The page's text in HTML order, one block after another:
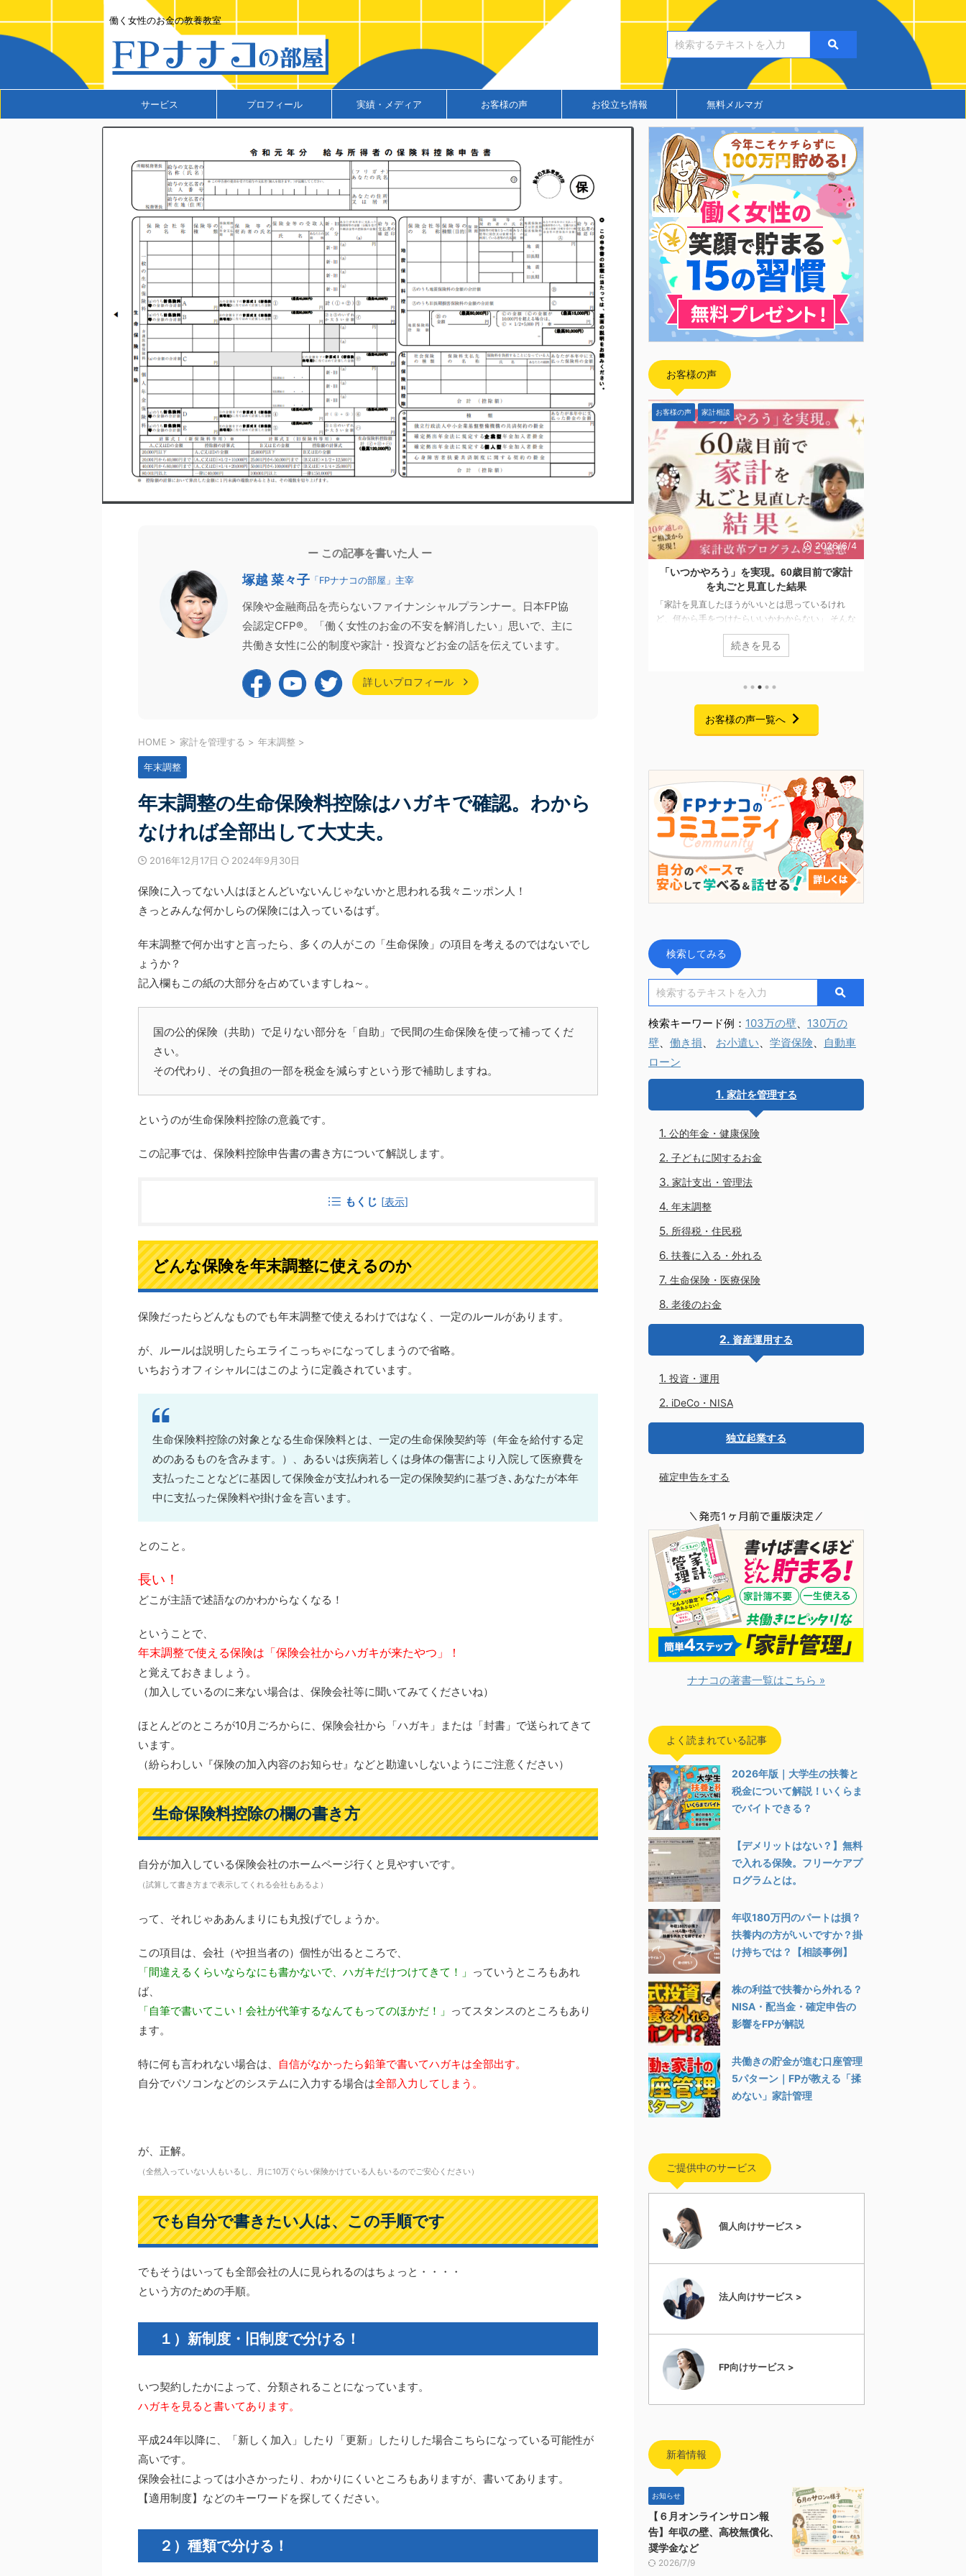
働く女性のお金の教養教室
サービス プロフィール 実績・メディア お客様の声 お役立ち情報 無料メルマガ
ー この記事を書いた人 ー
塚越 菜々子 「FPナナコの部屋」主宰
保険や金融商品を売らないファイナンシャルプランナー。日本FP協
会認定CFP®。「働く女性のお金の不安を解消したい」思いで、主に
共働き女性に公的制度や家計・投資などお金の話を伝えています。
詳しいプロフィール
HOME > 家計を管理する > 年末調整 >
年末調整
年末調整の生命保険料控除はハガキで確認。わから
なければ全部出して大丈夫。
2016年12月17日 2024年9月30日
保険に入ってない人はほとんどいないんじゃないかと思われる我々ニッポン人！
きっとみんな何かしらの保険には入っているはず。
年末調整で何か出すと言ったら、多くの人がこの「生命保険」の項目を考えるのではないでし
ょうか？
記入欄もこの紙の大部分を占めていますしね～。
国の公的保険（共助）で足りない部分を「自助」で民間の生命保険を使って補ってくだ
さい。
その代わり、その負担の一部を税金を減らすという形で補助しますね。
というのが生命保険料控除の意義です。
この記事では、保険料控除申告書の書き方について解説します。
もくじ [表示]
どんな保険を年末調整に使えるのか
保険だったらどんなものでも年末調整で使えるわけではなく、一定のルールがあります。
が、ルールは説明したらエライこっちゃになってしまうので省略。
いちおうオフィシャルにはこのように定義されています。
生命保険料控除の対象となる生命保険料とは、一定の生命保険契約等（年金を給付する定
めのあるものを含みます。）、あるいは疾病若しくは身体の傷害により入院して医療費を
支払ったことなどに基因して保険金が支払われる一定の保険契約に基づき､あなたが本年
中に支払った保険料や掛け金を言います。
とのこと。
長い！
どこが主語で述語なのかわからなくなる！
ということで、
年末調整で使える保険は 「保険会社からハガキが来たやつ」！
と覚えておきましょう。
（加入しているのに来ない場合は、保険会社等に聞いてみてくださいね）
ほとんどのところが10月ごろからに、保険会社から「ハガキ」または「封書」で送られてきて
います。
（紛らわしい『保険の加入内容のお知らせ』などと勘違いしないようにご注意ください）
生命保険料控除の欄の書き方
自分が加入している保険会社のホームページ行くと見やすいです。
（試算して書き方まで表示してくれる会社もあるよ）
って、それじゃああんまりにも丸投げでしょうか。
この項目は、会社（や担当者の）個性が出るところで、
「間違えるくらいならなにも書かないで、ハガキだけつけてきて！」 っていうところもあれ
ば、
「自筆で書いてこい！会社が代筆するなんてもってのほかだ！」 ってスタンスのところもあり
ます。
特に何も言われない場合は、
自信がなかったら鉛筆で書いてハガキは全部出す。
自分でパソコンなどのシステムに入力する場合は全部入力してしまう。
が、正解。
（全然入っていない人もいるし、月に10万ぐらい保険かけている人もいるのでご安心ください）
でも自分で書きたい人は、この手順です
でもそうはいっても全部会社の人に見られるのはちょっと・・・・
という方のための手順。
１）新制度・旧制度で分ける！
いつ契約したかによって、分類されることになっています。
ハガキを見ると書いてあります。
平成24年以降に、「新しく加入」したり「更新」したりした場合こちらになっている可能性が
高いです。
保険会社によっては小さかったり、わかりにくいところもありますが、書いてあります。
【適用制度】などのキーワードを探してください。
２）種類で分ける！
お客様の声
名超がお申し込みのFP資格ガイダンス
、日本FP協会主催の2つのセミナー（オンデマ
配信）にて、講師を務めさせていただきまし
「CFP®資格チャレンジガイダンス」 「FP資格
お客様の声 家計相談
2026/6/8
【登壇報告】60代以降の年収の壁（2026年
版）セミナーを開催しました
先日、「いくらまで働ける？60代以降の年収の壁
（2026年版）」をテーマにセミナーへ登壇しまし
た。 「年収の壁」というと、配偶者の扶養やパート
収入に関する話題が中心で、現役世代向けの情報を
し、60代以降になると、年収の壁の考え方は大きく
変わります。 年収の壁のルールもちろんですが、扶
以降」にフォーカスし、 2026年時点の ...
続きを見る
お客様の声 家計相談
「家計を見直したほうがいいとは思っているけれ
ど、何から手をつけたらいいかわからない」 そんな
思いを抱えながら、なかなか行動に移せない方は少
なくありません。 今回ご紹介するのは、実は10年ほ
当時も家計について気になることはあったものの、
ご家庭の状況もあり、本格的な見直しには至りませ
続きを見る
FP向け
2026/5/28
【開催報告】日本FP協会オンデマンド配信
「副業としてFP資格を活用するFPキャリア
セミナー」
2026年5月7日〜5月25日までの期間中、オンデマン
ド配信にてお届けしておりました「副業としてFP資
格を活用するFPキャリアセミナー」の配信が、無事
たくさんお寄せいただきました。この場を借りて、
心より御礼申し上げます。 セミナーでお話しした
こと 私自身、起業を考えた当初は「経験・実績・時
間・お金・人脈・コネ・自信」のすべてがゼロで、
続きを見る
お客様の声一覧へ
検索してみる
検索キーワード例： 103万の壁
130万の
壁
働き損 お小遣い 学資保険
自動車
ローン
家計を管理する
公的年金・健康保険
子どもに関するお金
家計支出・管理法
年末調整
所得税・住民税
扶養に入る・外れる
生命保険・医療保険
老後のお金
資産運用する
投資・運用
iDeCo・NISA
独立起業する
確定申告をする
ナナコの著書一覧はこちら »
よく読まれている記事
2026年版｜大学生の扶養と
税金について解説！いくらま
でバイトできる？
【デメリットはない？】無料
で入れる保険。フリーケアプ
ログラムとは。
年収180万円のパートは損？
扶養内の方がいいですか？掛
け持ちでは？【相談事例】
株の利益で扶養から外れる？
NISA・配当金・確定申告の
影響をFPが解説
共働きの貯金が進む口座管理
5パターン｜FPが教える「揉
めない」家計管理
ご提供中のサービス
個人向けサービス >
法人向けサービス >
FP向けサービス >
新着情報
お知らせ
【６月オンラインサロン報
告】年収の壁、高校無償化、
奨学金など
2026/7/9